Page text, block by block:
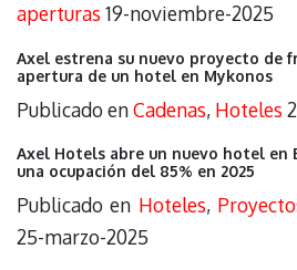
aperturas 19-noviembre-2025
Axel estrena su nuevo proyecto de
apertura de un hotel en Mykonos
Publicado enCadenas, Hoteles
Axel Hotels abre un nuevo hotel en
una ocupación del 85% en 2025
Publicado en Hoteles,
25-marzo-2025